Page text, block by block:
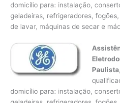
domicílio para: instalação,
geladeiras, refrigeradores,
de lavar, máquinas de secar e
Paulista
domicílio para: instalação,